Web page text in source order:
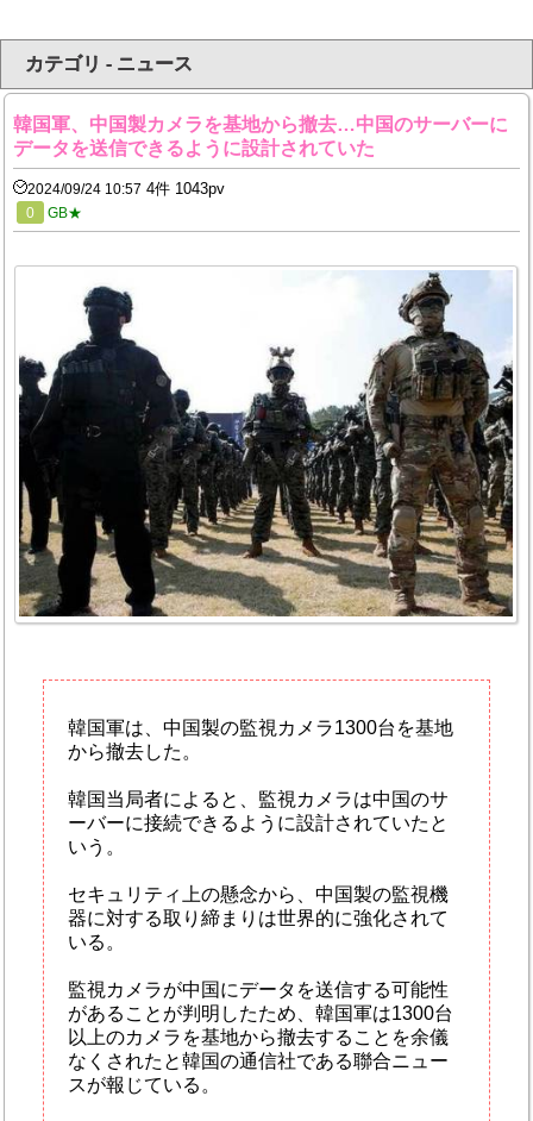
カテゴリ - ニュース
韓国軍、中国製カメラを基地から撤去…中国のサーバーに
データを送信できるように設計されていた
2024/09/24 10:57 4件 1043pv
0 GB★
韓国軍は、中国製の監視カメラ1300台を基地
から撤去した。
韓国当局者によると、監視カメラは中国のサ
ーバーに接続できるように設計されていたと
いう。
セキュリティ上の懸念から、中国製の監視機
器に対する取り締まりは世界的に強化されて
いる。
監視カメラが中国にデータを送信する可能性
があることが判明したため、韓国軍は1300台
以上のカメラを基地から撤去することを余儀
なくされたと韓国の通信社である聯合ニュー
スが報じている。